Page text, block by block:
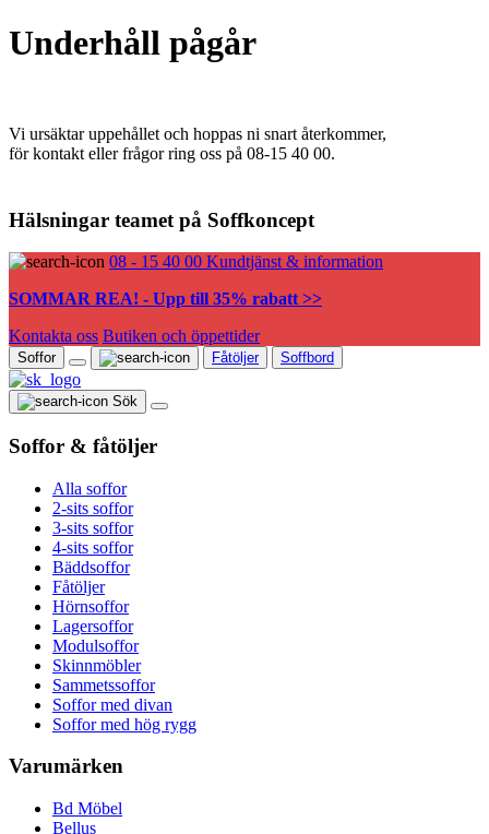
Underhåll pågår
Vi ursäktar uppehållet och hoppas ni snart återkommer,
för kontakt eller frågor ring oss på 08-15 40 00.
Hälsningar teamet på Soffkoncept
08 - 15 40 00 Kundtjänst & information
SOMMAR REA! - Upp till 35% rabatt >>
Kontakta oss Butiken och öppettider
Soffor Fåtöljer Soffbord
Sök
Soffor & fåtöljer
Alla soffor
2-sits soffor
3-sits soffor
4-sits soffor
Bäddsoffor
Fåtöljer
Hörnsoffor
Lagersoffor
Modulsoffor
Skinnmöbler
Sammetssoffor
Soffor med divan
Soffor med hög rygg
Varumärken
Bd Möbel
Bellus